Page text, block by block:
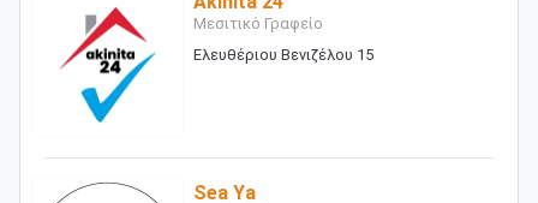
Μεσιτικό Γραφείο
Ελευθέριου Βενιζέλου 15
Sea Ya